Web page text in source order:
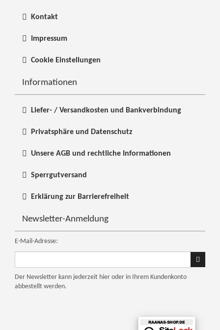
Kontakt
Impressum
Cookie Einstellungen
Informationen
Liefer- / Versandkosten und Bankverbindung
Privatsphäre und Datenschutz
Unsere AGB und rechtliche Informationen
Sperrgutversand
Erklärung zur Barrierefreiheit
Newsletter-Anmeldung
E-Mail-Adresse:
E-
Mail
Adresse
Der Newsletter kann jederzeit hier oder in Ihrem Kundenkonto
abbestellt werden.